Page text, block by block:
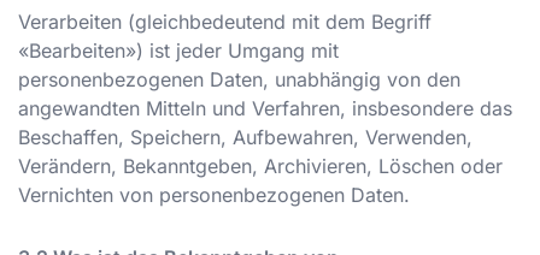
Verarbeiten (gleichbedeutend mit dem Begriff
«Bearbeiten») ist jeder Umgang mit
personenbezogenen Daten, unabhängig von den
angewandten Mitteln und Verfahren, insbesondere das
Beschaffen, Speichern, Aufbewahren, Verwenden,
Verändern, Bekanntgeben, Archivieren, Löschen oder
Vernichten von personenbezogenen Daten.